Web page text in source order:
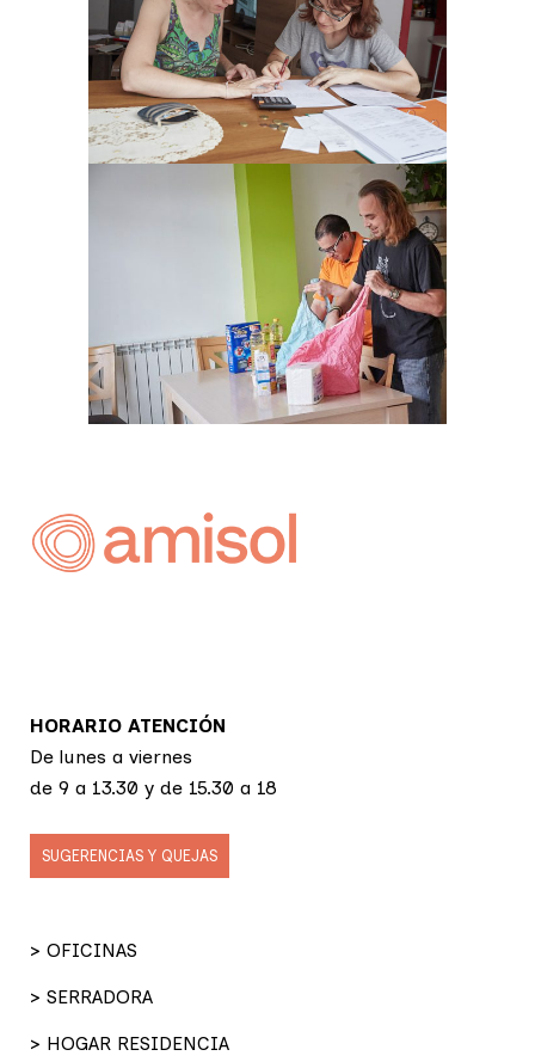
HORARIO ATENCIÓN
De lunes a viernes
de 9 a 13.30 y de 15.30 a 18
SUGERENCIAS Y QUEJAS
> OFICINAS
> SERRADORA
> HOGAR RESIDENCIA